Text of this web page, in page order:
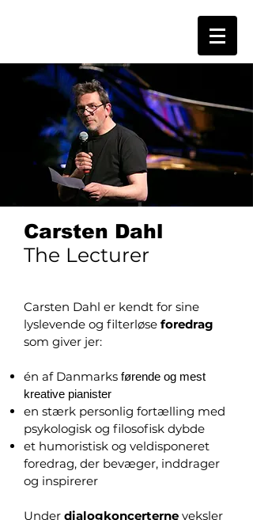
Carsten Dahl
The Lecturer
Carsten Dahl er kendt for sine
lyslevende og filterløse foredrag
som giver jer:​​
én af Danmarks førende og mest
kreative pianister
en stærk personlig fortælling med
psykologisk og filosofisk dybde
et humoristisk og veldisponeret
foredrag, der bevæger, inddrager
og inspirerer
Under dialogkoncerterne veksler